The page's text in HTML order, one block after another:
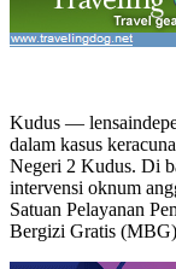
Kudus —
dalam kasus
Negeri 2 Kudus. Di
intervensi oknum
Satuan Pelayanan
Bergizi Gratis